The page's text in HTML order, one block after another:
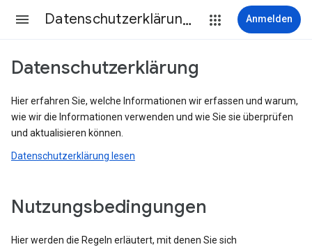
Datenschutzerklärung & Nutzungsbedingungen Anmelden
Datenschutzerklärung
Hier erfahren Sie, welche Informationen wir erfassen und warum,
wie wir die Informationen verwenden und wie Sie sie überprüfen
und aktualisieren können.
Datenschutzerklärung lesen
Nutzungsbedingungen
Hier werden die Regeln erläutert, mit denen Sie sich